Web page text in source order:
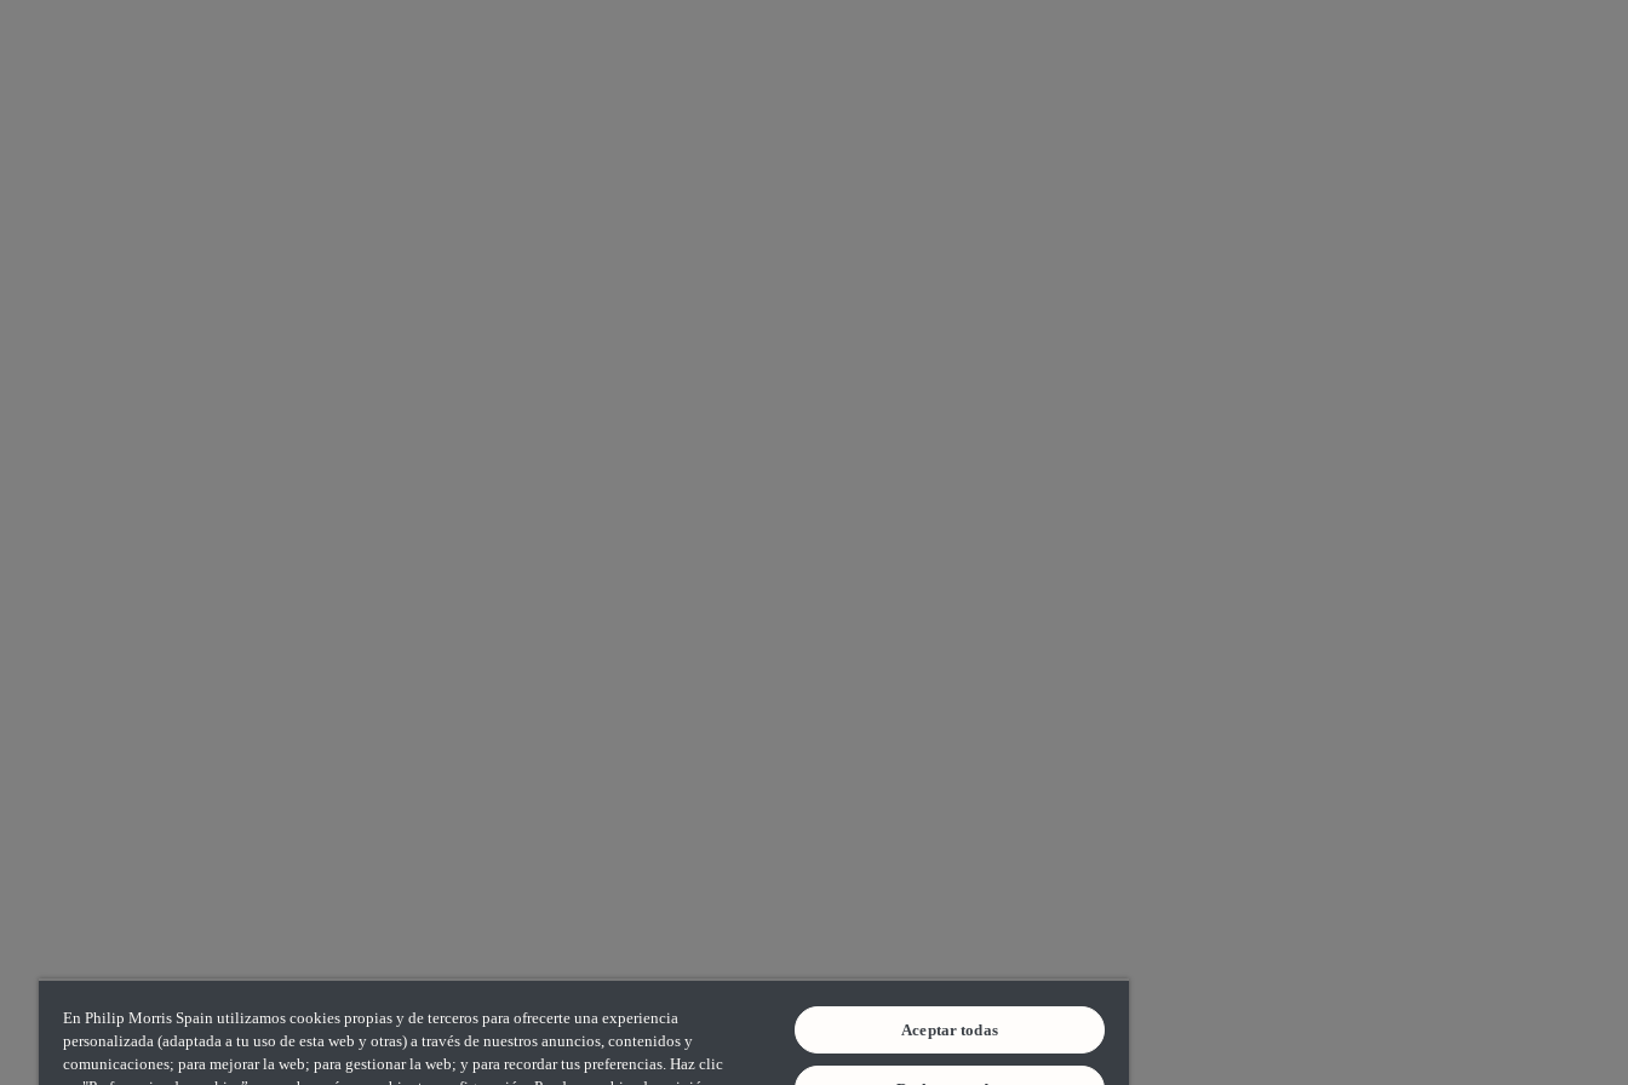
En Philip Morris Spain utilizamos cookies propias y de terceros para ofrecerte una experiencia
personalizada (adaptada a tu uso de esta web y otras) a través de nuestros anuncios, contenidos y
comunicaciones; para mejorar la web; para gestionar la web; y para recordar tus preferencias. Haz clic
Aceptar todas